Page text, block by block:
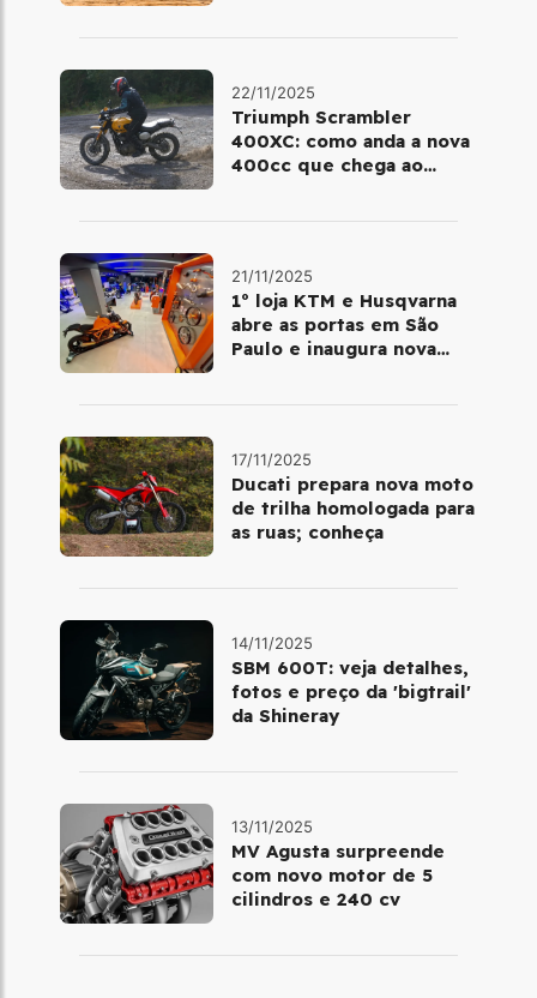
22/11/2025
Triumph Scrambler
400XC: como anda a nova
400cc que chega ao
21/11/2025
1º loja KTM e Husqvarna
abre as portas em São
Paulo e inaugura nova
17/11/2025
Ducati prepara nova moto
de trilha homologada para
as ruas; conheça
14/11/2025
SBM 600T: veja detalhes,
fotos e preço da 'bigtrail'
da Shineray
13/11/2025
MV Agusta surpreende
com novo motor de 5
cilindros e 240 cv